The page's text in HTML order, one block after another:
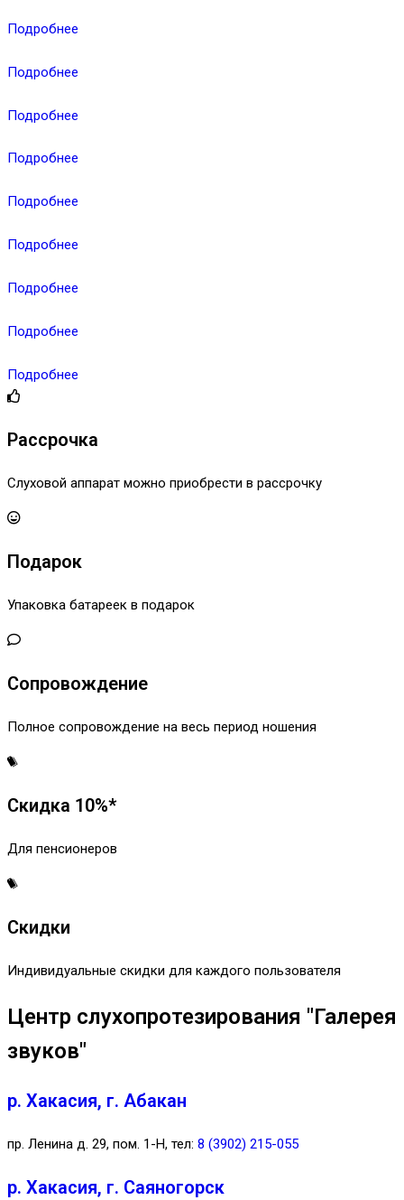
Подробнее
Подробнее
Подробнее
Подробнее
Подробнее
Подробнее
Подробнее
Подробнее
Подробнее
Рассрочка
Слуховой аппарат можно приобрести в рассрочку
Подарок
Упаковка батареек в подарок
Сопровождение
Полное сопровождение на весь период ношения
Скидка 10%*
Для пенсионеров
Скидки
Индивидуальные скидки для каждого пользователя
Центр слухопротезирования "Галерея
звуков"
р. Хакасия, г. Абакан
пр. Ленина д. 29, пом. 1-Н, тел: 8 (3902) 215-055
р. Хакасия, г. Саяногорск